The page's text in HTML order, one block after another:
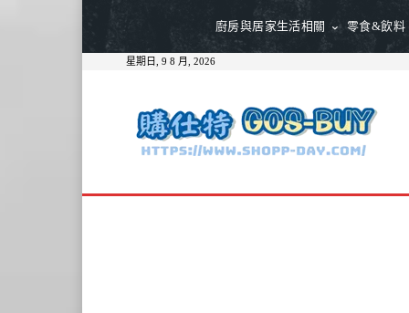
廚房與居家生活相關 零食&飲料
星期日, 9 8 月, 2026